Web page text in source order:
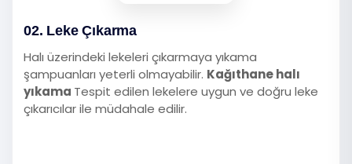
02. Leke Çıkarma
Halı üzerindeki lekeleri çıkarmaya yıkama
şampuanları yeterli olmayabilir. Kağıthane halı
yıkama Tespit edilen lekelere uygun ve doğru leke
çıkarıcılar ile müdahale edilir.